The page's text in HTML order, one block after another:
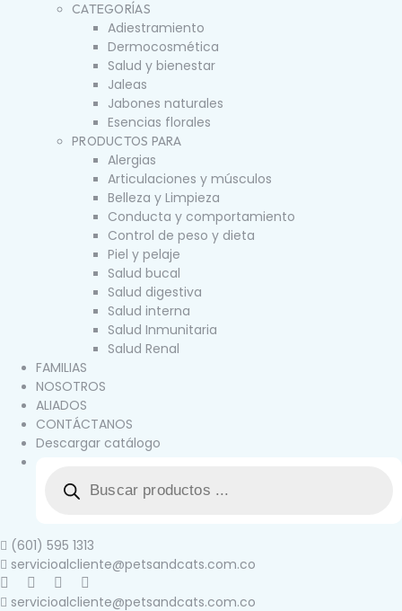
CATEGORÍAS
Adiestramiento
Dermocosmética
Salud y bienestar
Jaleas
Jabones naturales
Esencias florales
PRODUCTOS PARA
Alergias
Articulaciones y músculos
Belleza y Limpieza
Conducta y comportamiento
Control de peso y dieta
Piel y pelaje
Salud bucal
Salud digestiva
Salud interna
Salud Inmunitaria
Salud Renal
FAMILIAS
NOSOTROS
ALIADOS
CONTÁCTANOS
Descargar catálogo
(601) 595 1313
servicioalcliente@petsandcats.com.co
servicioalcliente@petsandcats.com.co